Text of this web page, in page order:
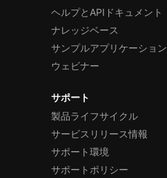
ヘルプとAPIドキュメント
ナレッジベース
サンプルアプリケーション
ウェビナー
サポート
製品ライフサイクル
サービスリリース情報
サポート環境
サポートポリシー